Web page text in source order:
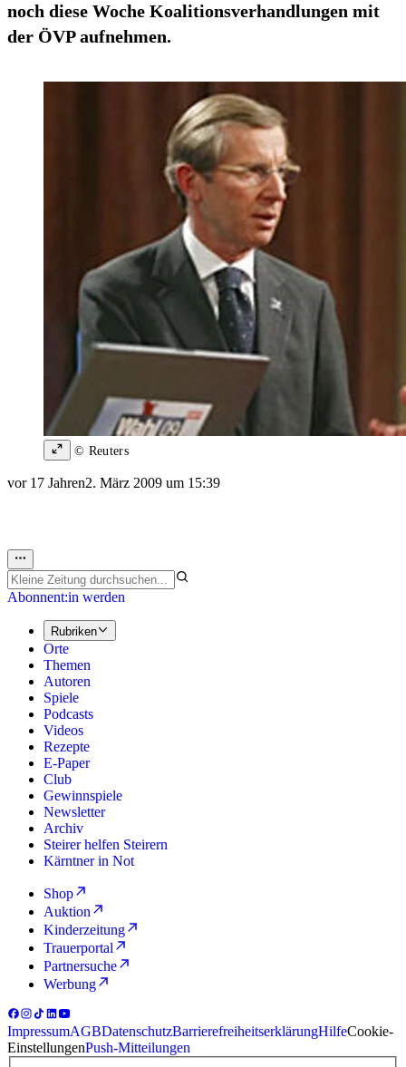
noch diese Woche Koalitionsverhandlungen mit
der ÖVP aufnehmen.
© Reuters
vor 17 Jahren2. März 2009 um 15:39
Abonnent:in werden
Rubriken
Orte
Themen
Autoren
Spiele
Podcasts
Videos
Rezepte
E-Paper
Club
Gewinnspiele
Newsletter
Archiv
Steirer helfen Steirern
Kärntner in Not
Shop
Auktion
Kinderzeitung
Trauerportal
Partnersuche
Werbung
ImpressumAGBDatenschutzBarrierefreiheitserklärungHilfeCookie-
EinstellungenPush-Mitteilungen